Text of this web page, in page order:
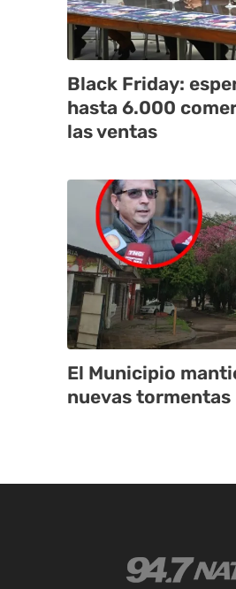
Black Friday:
hasta 6.000
las ventas
El Municipio
nuevas tormentas